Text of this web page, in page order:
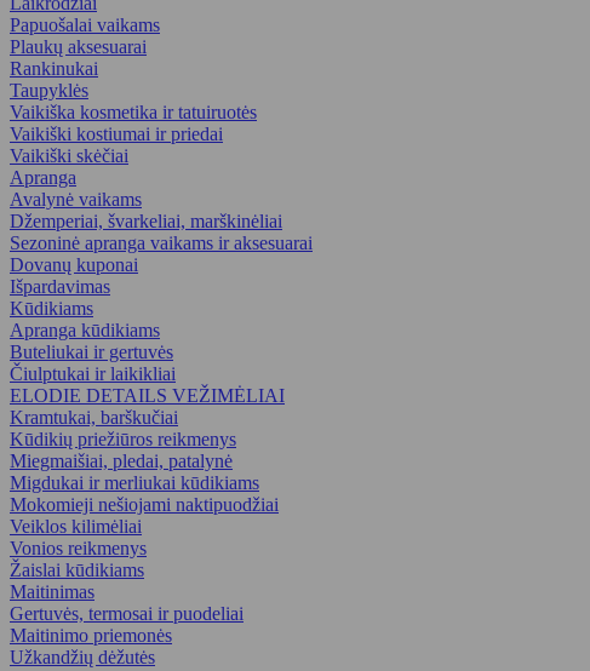
Papuošalai vaikams
Plaukų aksesuarai
Rankinukai
Taupyklės
Vaikiška kosmetika ir tatuiruotės
Vaikiški kostiumai ir priedai
Vaikiški skėčiai
Apranga
Avalynė vaikams
Džemperiai, švarkeliai, marškinėliai
Sezoninė apranga vaikams ir aksesuarai
Dovanų kuponai
Išpardavimas
Kūdikiams
Apranga kūdikiams
Buteliukai ir gertuvės
Čiulptukai ir laikikliai
ELODIE DETAILS VEŽIMĖLIAI
Kramtukai, barškučiai
Kūdikių priežiūros reikmenys
Miegmaišiai, pledai, patalynė
Migdukai ir merliukai kūdikiams
Mokomieji nešiojami naktipuodžiai
Veiklos kilimėliai
Vonios reikmenys
Žaislai kūdikiams
Maitinimas
Gertuvės, termosai ir puodeliai
Maitinimo priemonės
Užkandžių dėžutės